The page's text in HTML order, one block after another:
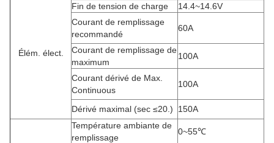
Élém. élect.
Fin de tension de charge
14.4~14.6V
Courant de remplissage
recommandé
60A
Courant de remplissage de
maximum
100A
Courant dérivé de Max.
Continuous
100A
Dérivé maximal (sec ≤20.) 150A
Température ambiante de
remplissage
0~55℃